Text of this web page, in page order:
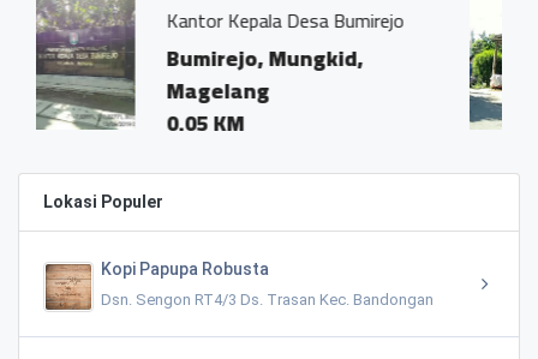
Desa Bumirejo
Mungkid,
Bumirejo,
Magelang
0.01 KM
Lokasi Populer
Kopi Papupa Robusta
Dsn. Sengon RT4/3 Ds. Trasan Kec. Bandongan